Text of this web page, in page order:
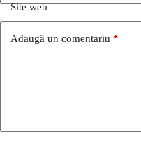
Site web
Adaugă un comentariu *